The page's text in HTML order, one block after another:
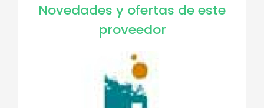
Novedades y ofertas de este
proveedor